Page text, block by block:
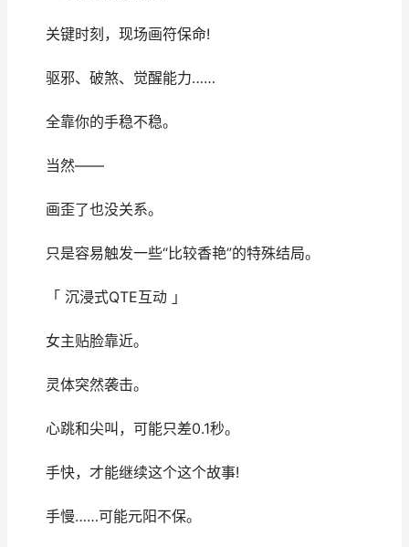
关键时刻，现场画符保命!
驱邪、破煞、觉醒能力……
全靠你的手稳不稳。
当然——
画歪了也没关系。
只是容易触发一些“比较香艳”的特殊结局。
「 沉浸式QTE互动 」
女主贴脸靠近。
灵体突然袭击。
心跳和尖叫，可能只差0.1秒。
手快，才能继续这个这个故事!
手慢……可能元阳不保。